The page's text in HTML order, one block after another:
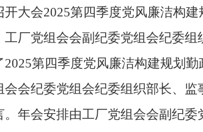
会2025第四季度党风廉洁构建
厂党组会会副纪委党组会纪委组
第四季度党风廉洁构建规划勤
会纪委党组会纪委组织部长、监
年会安排由工厂党组会会副纪委